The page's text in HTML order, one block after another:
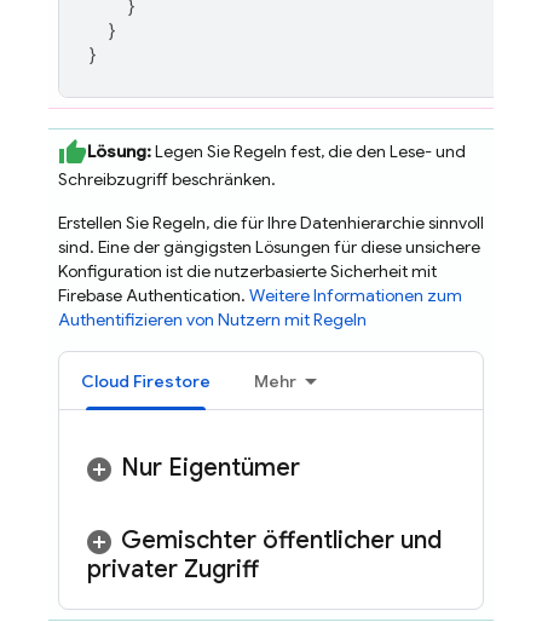
}
}
}
Lösung:Legen Sie Regeln fest, die den Lese- und
Schreibzugriff beschränken.
Erstellen Sie Regeln, die für Ihre Datenhierarchie sinnvoll
sind. Eine der gängigsten Lösungen für diese unsichere
Konfiguration ist die nutzerbasierte Sicherheit mit
Firebase Authentication. Weitere Informationen zum
Authentifizieren von Nutzern mit Regeln
Cloud Firestore Mehr
Nur Eigentümer
Gemischter öffentlicher und
privater Zugriff